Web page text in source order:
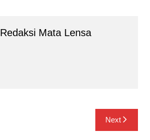
Redaksi Mata Lensa
Next